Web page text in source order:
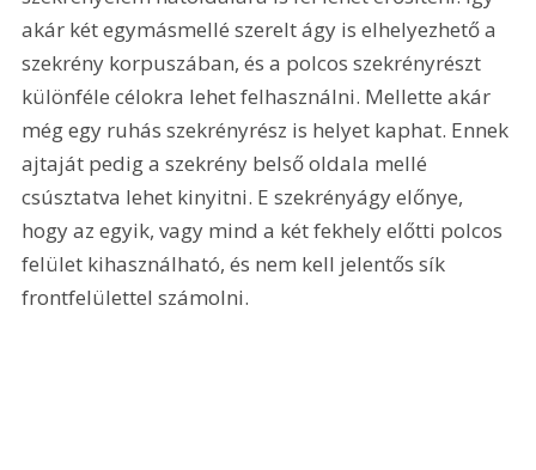
akár két egymásmellé szerelt ágy is elhelyezhető a
szekrény korpuszában, és a polcos szekrényrészt
különféle célokra lehet felhasználni. Mellette akár
még egy ruhás szekrényrész is helyet kaphat. Ennek
ajtaját pedig a szekrény belső oldala mellé
csúsztatva lehet kinyitni. E szekrényágy előnye,
hogy az egyik, vagy mind a két fekhely előtti polcos
felület kihasználható, és nem kell jelentős sík
frontfelülettel számolni.